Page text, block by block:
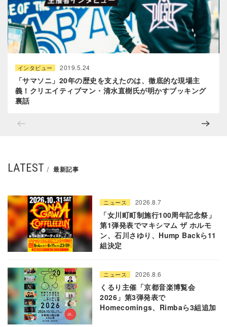
インタビュー 2019.5.24
「サマソニ」20年の歴史を支えたのは、徹底的な現場主
義！クリエイティブマン・清水直樹氏が明かすブッキング
裏話
LATEST 最新記事
ニュース 2026.8.7
「女川町町制施行100周年記念祭」
第1弾発表でマキシマム ザ ホルモ
ン、石川さゆり、Hump Backら11
組決定
ニュース 2026.8.6
くるり主催「京都音楽博覧会
2026」第3弾発表で
Homecomings、Rimbaら3組追加